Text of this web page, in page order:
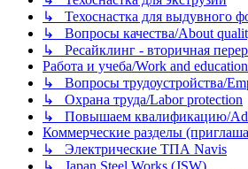
↳ Техоснастка для выдувного
↳ Вопросы качества/About
↳ Ресайклинг - вторичная
Работа и учеба/Work and education
↳ Вопросы трудоустройства/
↳ Охрана труда/Labor protection
↳ Повышаем квалификацию/
Коммерческие разделы
↳ Электрические ТПА Navis
↳ Japan Steel Works (JSW)